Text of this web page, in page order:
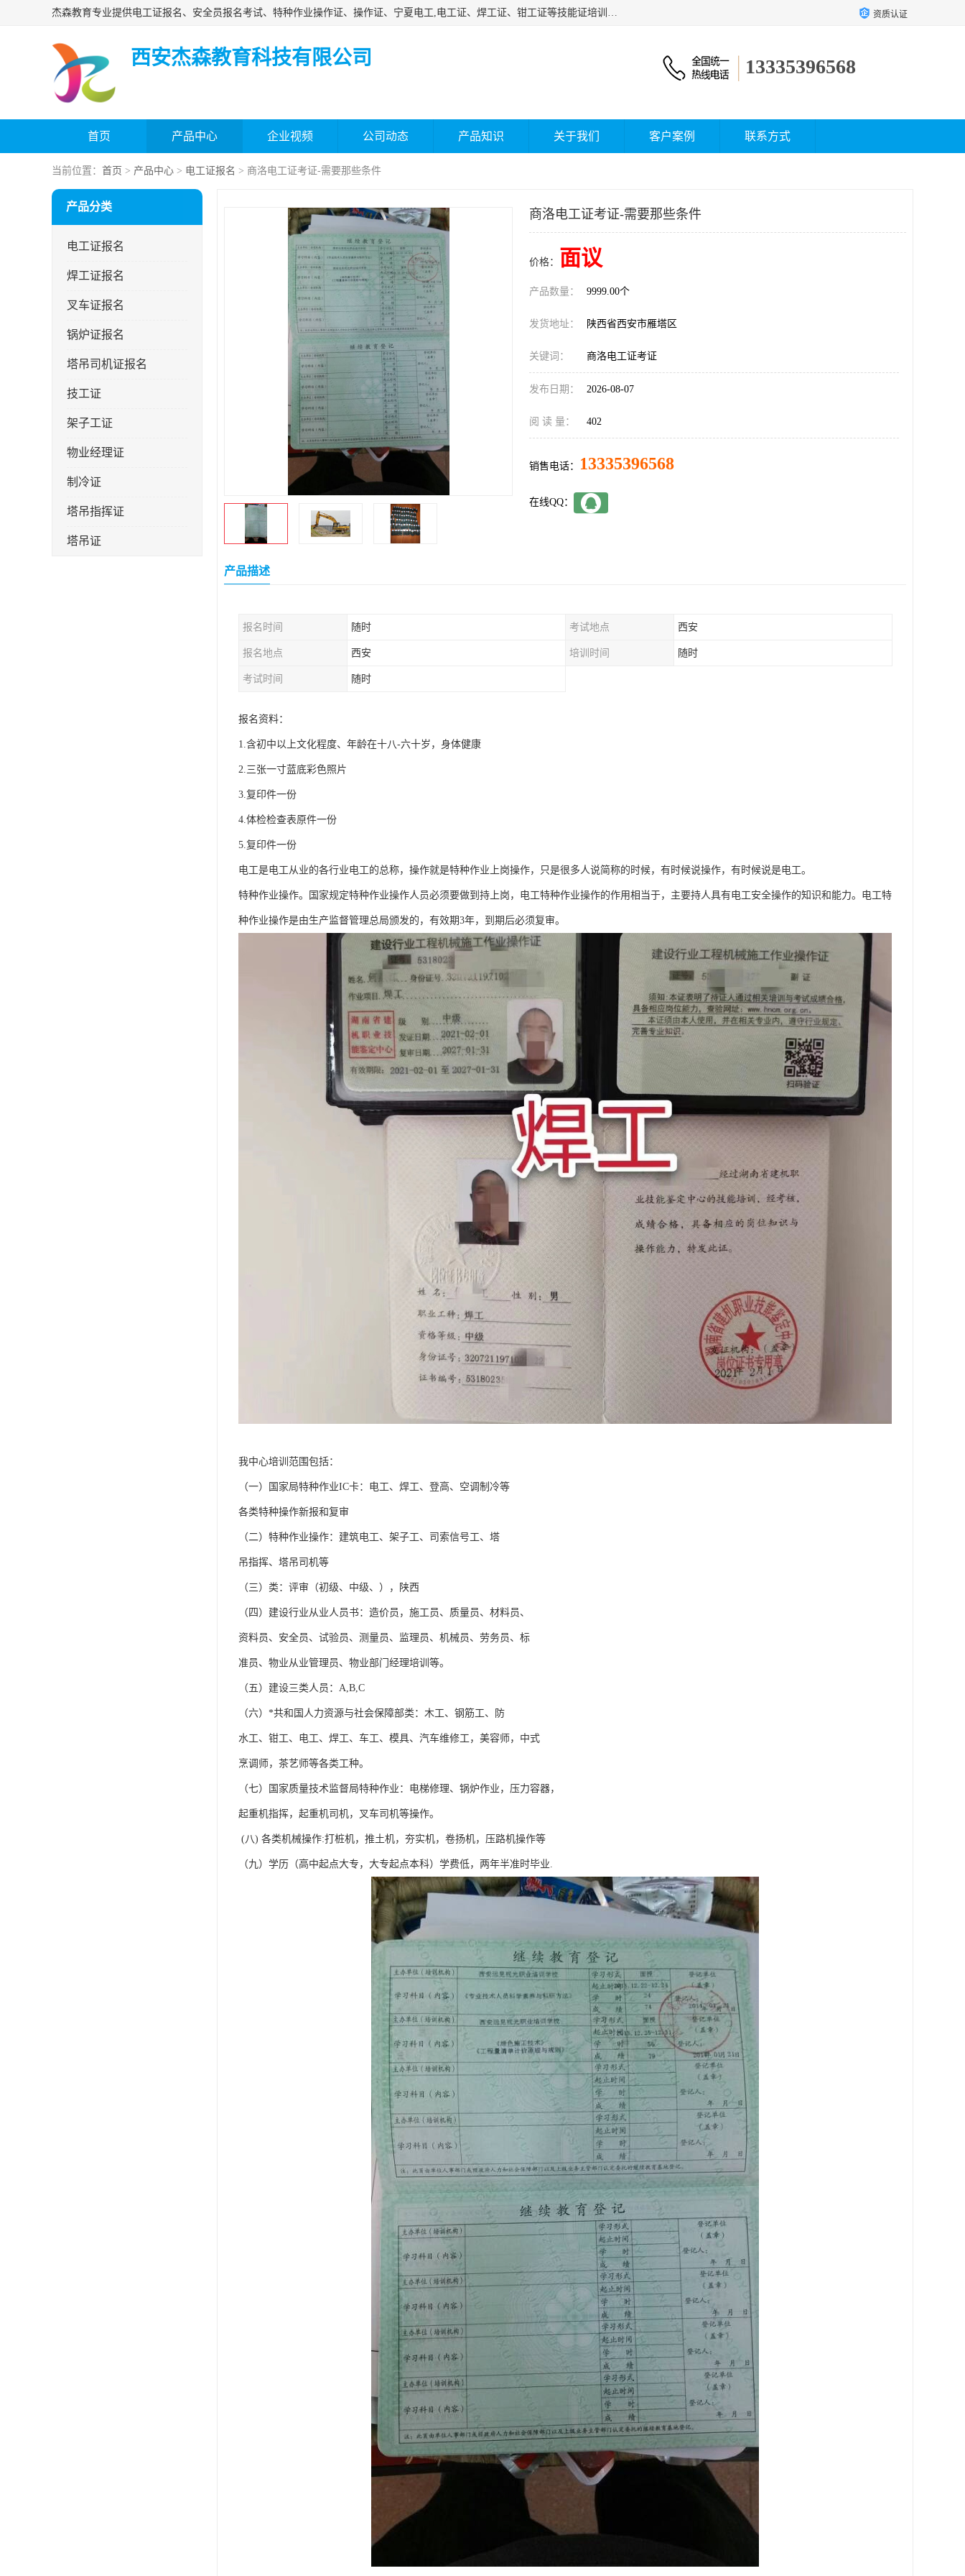
杰森教育专业提供电工证报名、安全员报名考试、特种作业操作证、操作证、宁夏电工,电工证、焊工证、钳工证等技能证培训课程。 资质认证
西安杰森教育科技有限公司 13335396568
首页 产品中心 企业视频 公司动态 产品知识 关于我们 客户案例 联系方式
当前位置： 首页 > 产品中心 > 电工证报名 > 商洛电工证考证-需要那些条件
产品分类
电工证报名
焊工证报名
叉车证报名
锅炉证报名
塔吊司机证报名
技工证
架子工证
物业经理证
制冷证
塔吊指挥证
塔吊证
商洛电工证考证-需要那些条件
价格： 面议
产品数量： 9999.00个
发货地址： 陕西省西安市雁塔区
关键词： 商洛电工证考证
发布日期： 2026-08-07
阅 读 量： 402
销售电话： 13335396568
在线QQ：
产品描述
报名时间 随时 考试地点 西安
报名地点 西安 培训时间 随时
考试时间 随时
报名资料：
1.含初中以上文化程度、年龄在十八-六十岁，身体健康
2.三张一寸蓝底彩色照片
3.复印件一份
4.体检检查表原件一份
5.复印件一份
电工是电工从业的各行业电工的总称，操作就是特种作业上岗操作，只是很多人说简称的时候，有时候说操作，有时候说是电工。
特种作业操作。国家规定特种作业操作人员必须要做到持上岗，电工特种作业操作的作用相当于，主要持人具有电工安全操作的知识和能力。电工特
种作业操作是由生产监督管理总局颁发的，有效期3年，到期后必须复审。
我中心培训范围包括：
（一）国家局特种作业IC卡：电工、焊工、登高、空调制冷等
各类特种操作新报和复审
（二）特种作业操作：建筑电工、架子工、司索信号工、塔
吊指挥、塔吊司机等
（三）类：评审（初级、中级、），陕西
（四）建设行业从业人员书：造价员，施工员、质量员、材料员、
资料员、安全员、试验员、测量员、监理员、机械员、劳务员、标
准员、物业从业管理员、物业部门经理培训等。
（五）建设三类人员：A,B,C
（六）*共和国人力资源与社会保障部类：木工、钢筋工、防
水工、钳工、电工、焊工、车工、模具、汽车维修工，美容师，中式
烹调师，茶艺师等各类工种。
（七）国家质量技术监督局特种作业：电梯修理、锅炉作业，压力容器，
起重机指挥，起重机司机，叉车司机等操作。
(八) 各类机械操作:打桩机，推土机，夯实机，卷扬机，压路机操作等
（九）学历（高中起点大专，大专起点本科）学费低，两年半准时毕业.